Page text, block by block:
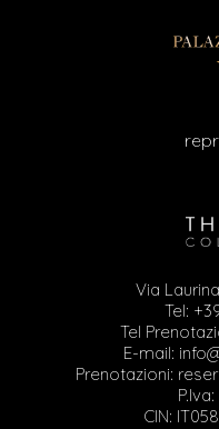
Via
Tel:
Tel
E-mail:
Prenotazioni:
CIN: